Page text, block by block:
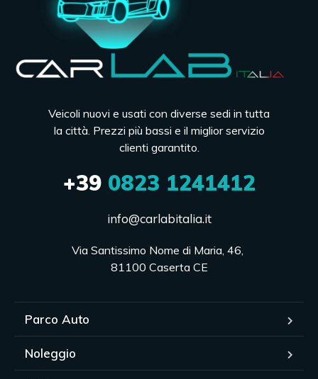
Veicoli nuovi e usati con diverse sedi in tutta
la città. Prezzi più bassi e il miglior servizio
clienti garantito.
+390823 1241412
info@carlabitalia.it
Via Santissimo Nome di Maria, 46,
81100 Caserta CE
Parco Auto
Noleggio